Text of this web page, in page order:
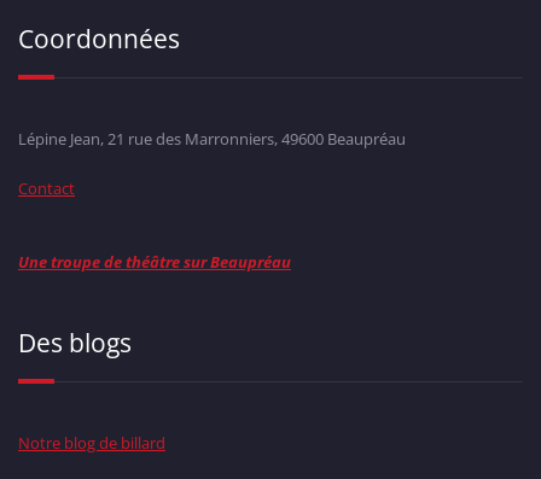
Coordonnées
Lépine Jean, 21 rue des Marronniers, 49600 Beaupréau
Contact
Une troupe de théâtre sur Beaupréau
Des blogs
Notre blog de billard